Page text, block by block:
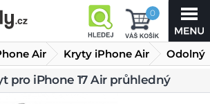
0
Air Kryty iPhone Air
Odolný
kryt pro
pro iPhone 17 Air průhledný